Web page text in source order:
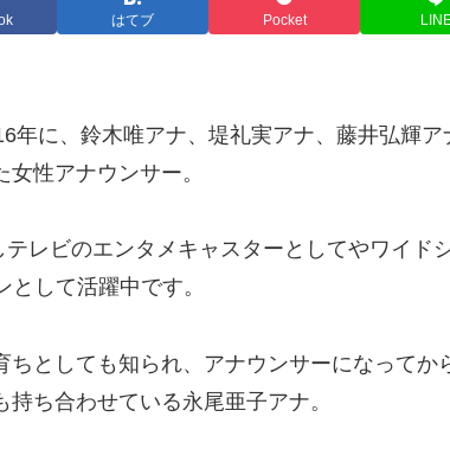
はてブ Pocket
年に、鈴木唯アナ、堤礼実アナ、藤井弘輝ア
性アナウンサー。
レビのエンタメキャスターとしてやワイド
して活躍中です。
としても知られ、アナウンサーになってか
ち合わせている永尾亜子アナ。